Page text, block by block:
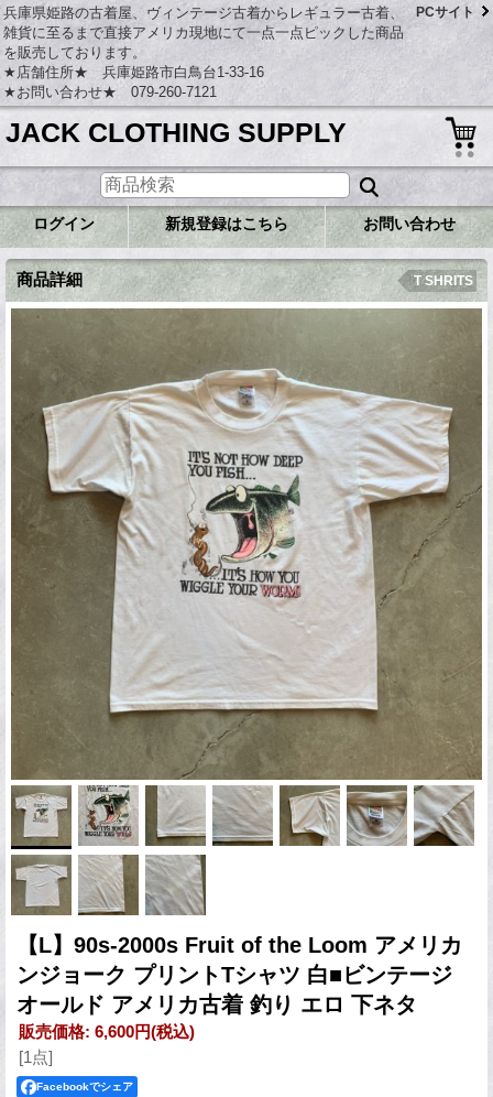
兵庫県姫路の古着屋、ヴィンテージ古着からレギュラー古着、
雑貨に至るまで直接アメリカ現地にて一点一点ピックした商品
を販売しております。
★店舗住所★ 兵庫姫路市白鳥台1-33-16
★お問い合わせ★ 079-260-7121
PCサイト
JACK CLOTHING SUPPLY
ログイン 新規登録はこちら お問い合わせ
商品詳細 T SHRITS
【L】90s-2000s Fruit of the Loom アメリカ
ンジョーク プリントTシャツ 白■ビンテージ
オールド アメリカ古着 釣り エロ 下ネタ
販売価格: 6,600円(税込)
[1点]
Facebookでシェア